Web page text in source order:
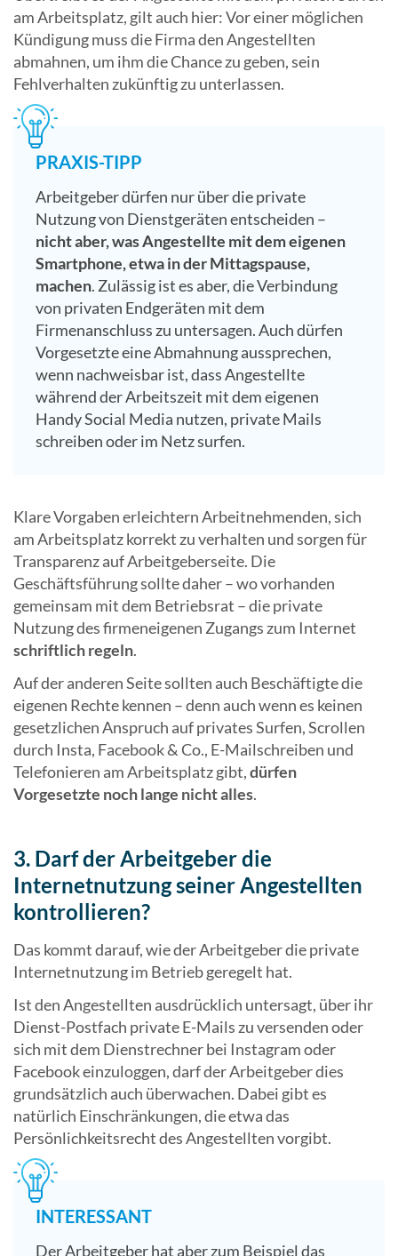
am Arbeitsplatz, gilt auch hier: Vor einer möglichen
Kündigung muss die Firma den Angestellten
abmahnen, um ihm die Chance zu geben, sein
Fehlverhalten zukünftig zu unterlassen.
PRAXIS-TIPP
Arbeitgeber dürfen nur über die private
Nutzung von Dienstgeräten entscheiden –
nicht aber, was Angestellte mit dem eigenen
Smartphone, etwa in der Mittagspause,
machen. Zulässig ist es aber, die Verbindung
von privaten Endgeräten mit dem
Firmenanschluss zu untersagen. Auch dürfen
Vorgesetzte eine Abmahnung aussprechen,
wenn nachweisbar ist, dass Angestellte
während der Arbeitszeit mit dem eigenen
Handy Social Media nutzen, private Mails
schreiben oder im Netz surfen.
Klare Vorgaben erleichtern Arbeitnehmenden, sich
am Arbeitsplatz korrekt zu verhalten und sorgen für
Transparenz auf Arbeitgeberseite. Die
Geschäftsführung sollte daher – wo vorhanden
gemeinsam mit dem Betriebsrat – die private
Nutzung des firmeneigenen Zugangs zum Internet
schriftlich regeln.
Auf der anderen Seite sollten auch Beschäftigte die
eigenen Rechte kennen – denn auch wenn es keinen
gesetzlichen Anspruch auf privates Surfen, Scrollen
durch Insta, Facebook & Co., E-Mailschreiben und
Telefonieren am Arbeitsplatz gibt,dürfen
Vorgesetzte noch lange nicht alles.
3. Darf der Arbeitgeber die
Internetnutzung seiner Angestellten
kontrollieren?
Das kommt darauf, wie der Arbeitgeber die private
Internetnutzung im Betrieb geregelt hat.
Ist den Angestellten ausdrücklich untersagt, über ihr
Dienst-Postfach private E-Mails zu versenden oder
sich mit dem Dienstrechner bei Instagram oder
Facebook einzuloggen, darf der Arbeitgeber dies
grundsätzlich auch überwachen. Dabei gibt es
natürlich Einschränkungen, die etwa das
Persönlichkeitsrecht des Angestellten vorgibt.
INTERESSANT
Der Arbeitgeber hat aber zum Beispiel das